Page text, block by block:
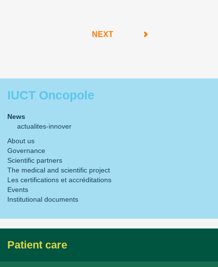
NEXT
IUCT Oncopole
News
actualites-innover
About us
Governance
Scientific partners
The medical and scientific project
Les certifications et accréditations
Events
Institutional documents
Patient care